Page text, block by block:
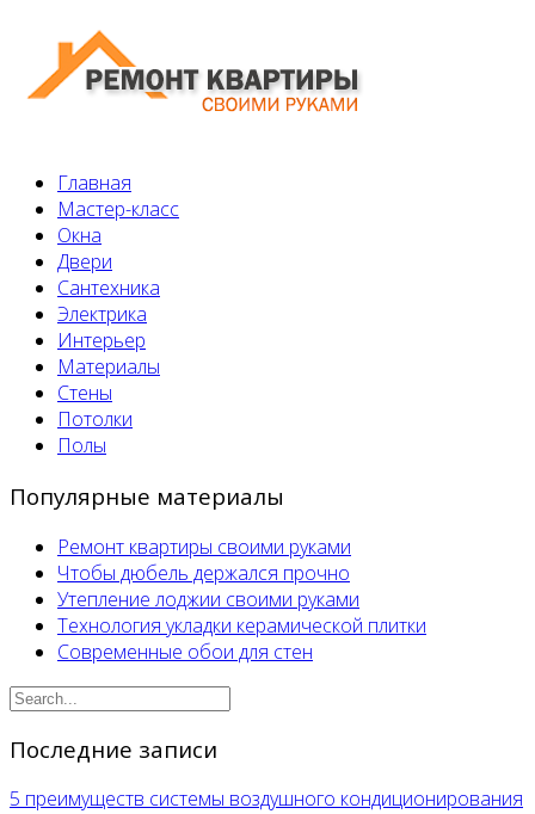
Главная
Мастер-класс
Окна
Двери
Сантехника
Электрика
Интерьер
Материалы
Стены
Потолки
Полы
Популярные материалы
Ремонт квартиры своими руками
Чтобы дюбель держался прочно
Утепление лоджии своими руками
Технология укладки керамической плитки
Современные обои для стен
Последние записи
5 преимуществ системы воздушного кондиционирования